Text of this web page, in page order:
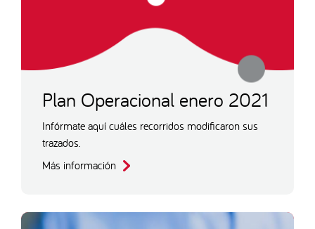
Plan Operacional enero 2021
Infórmate aquí cuáles recorridos modificaron sus
trazados.
Más información